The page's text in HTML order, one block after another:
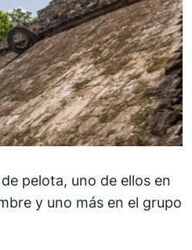
pelota, uno de ellos en
y uno más en el grupo